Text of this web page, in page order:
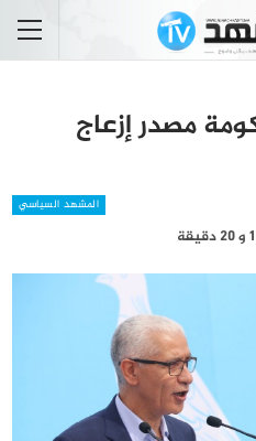
مصدر إزعاج
المشهد السياسي